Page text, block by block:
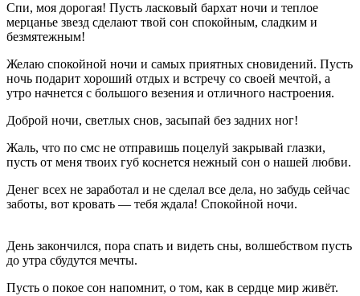
Спи, моя дорогая! Пусть ласковый бархат ночи и теплое
мерцанье звезд сделают твой сон спокойным, сладким и
безмятежным!
Желаю спокойной ночи и самых приятных сновидений. Пусть
ночь подарит хороший отдых и встречу со своей мечтой, а
утро начнется с большого везения и отличного настроения.
Доброй ночи, светлых снов, засыпай без задних ног!
Жаль, что по смс не отправишь поцелуй закрывай глазки,
пусть от меня твоих губ коснется нежный сон о нашей любви.
Денег всех не заработал и не сделал все дела, но забудь сейчас
заботы, вот кровать — тебя ждала! Спокойной ночи.
День закончился, пора спать и видеть сны, волшебством пусть
до утра сбудутся мечты.
Пусть о покое сон напомнит, о том, как в сердце мир живёт.